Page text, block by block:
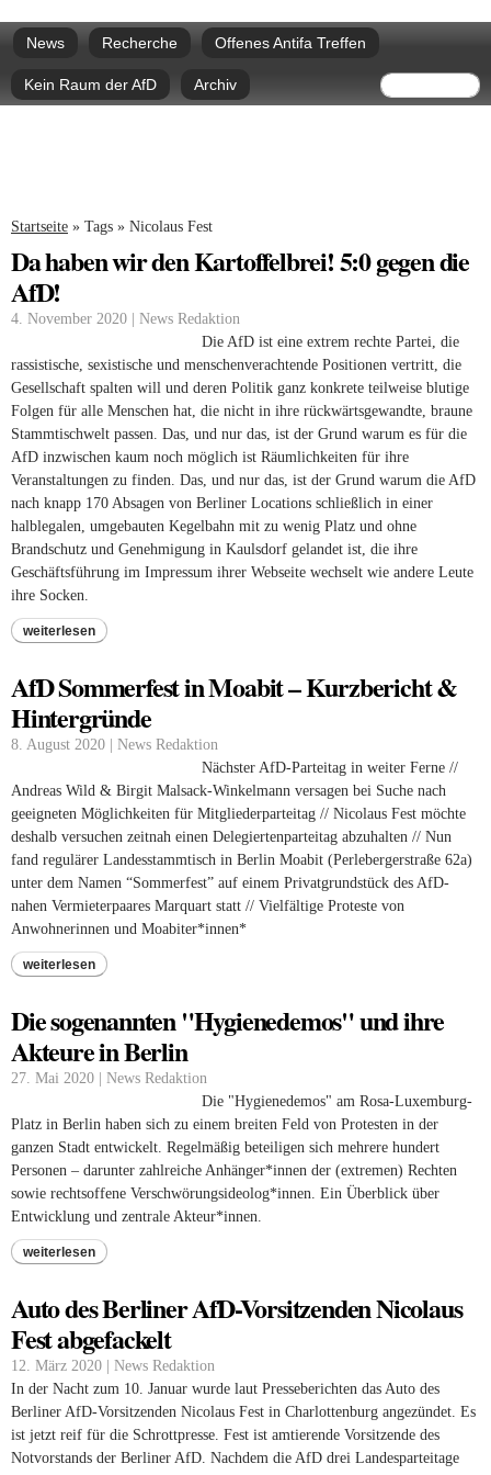
zum
Hauptmenü
News Recherche Offenes Antifa Treffen
Kein Raum der AfD Archiv Suche
Sie sind hier
Startseite » Tags » Nicolaus Fest
Da haben wir den Kartoffelbrei! 5:0 gegen die
AfD!
4. November 2020 | News Redaktion
Die AfD ist eine extrem rechte Partei, die
rassistische, sexistische und menschenverachtende Positionen vertritt, die
Gesellschaft spalten will und deren Politik ganz konkrete teilweise blutige
Folgen für alle Menschen hat, die nicht in ihre rückwärtsgewandte, braune
Stammtischwelt passen. Das, und nur das, ist der Grund warum es für die
AfD inzwischen kaum noch möglich ist Räumlichkeiten für ihre
Veranstaltungen zu finden. Das, und nur das, ist der Grund warum die AfD
nach knapp 170 Absagen von Berliner Locations schließlich in einer
halblegalen, umgebauten Kegelbahn mit zu wenig Platz und ohne
Brandschutz und Genehmigung in Kaulsdorf gelandet ist, die ihre
Geschäftsführung im Impressum ihrer Webseite wechselt wie andere Leute
ihre Socken.
weiterlesen
AfD Sommerfest in Moabit – Kurzbericht &
Hintergründe
8. August 2020 | News Redaktion
Nächster AfD-Parteitag in weiter Ferne //
Andreas Wild & Birgit Malsack-Winkelmann versagen bei Suche nach
geeigneten Möglichkeiten für Mitgliederparteitag // Nicolaus Fest möchte
deshalb versuchen zeitnah einen Delegiertenparteitag abzuhalten // Nun
fand regulärer Landesstammtisch in Berlin Moabit (Perlebergerstraße 62a)
unter dem Namen “Sommerfest” auf einem Privatgrundstück des AfD-
nahen Vermieterpaares Marquart statt // Vielfältige Proteste von
Anwohnerinnen und Moabiter*innen*
weiterlesen
Die sogenannten "Hygienedemos" und ihre
Akteure in Berlin
27. Mai 2020 | News Redaktion
Die "Hygienedemos" am Rosa-Luxemburg-
Platz in Berlin haben sich zu einem breiten Feld von Protesten in der
ganzen Stadt entwickelt. Regelmäßig beteiligen sich mehrere hundert
Personen – darunter zahlreiche Anhänger*innen der (extremen) Rechten
sowie rechtsoffene Verschwörungsideolog*innen. Ein Überblick über
Entwicklung und zentrale Akteur*innen.
weiterlesen
Auto des Berliner AfD-Vorsitzenden Nicolaus
Fest abgefackelt
12. März 2020 | News Redaktion
In der Nacht zum 10. Januar wurde laut Presseberichten das Auto des
Berliner AfD-Vorsitzenden Nicolaus Fest in Charlottenburg angezündet. Es
ist jetzt reif für die Schrottpresse. Fest ist amtierende Vorsitzende des
Notvorstands der Berliner AfD. Nachdem die AfD drei Landesparteitage